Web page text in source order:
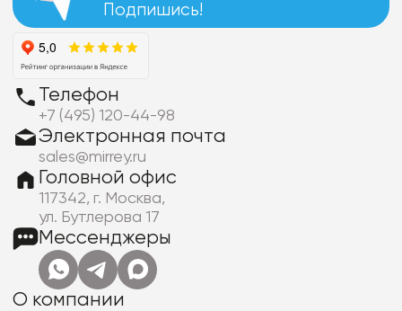
Подпишись!
Телефон
+7 (495) 120-44-98
Электронная почта
sales@mirrey.ru
Головной офис
117342, г. Москва,
ул. Бутлерова 17
Мессенджеры
О компании